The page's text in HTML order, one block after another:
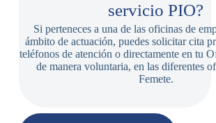
servicio PIO?
Si perteneces a una de las oficinas de
ámbito de actuación, puedes solicitar cita
teléfonos de atención o directamente en tu
de manera voluntaria, en las diferentes
Femete.